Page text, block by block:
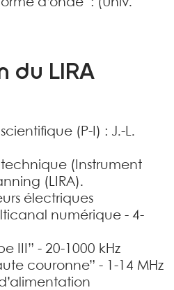
d’onde : (Univ.
du LIRA
(P-I) : J.-L.
(Instrument
(LIRA).
électriques
numérique - 4-
III” - 20-1000 kHz
couronne” - 1-14 MHz